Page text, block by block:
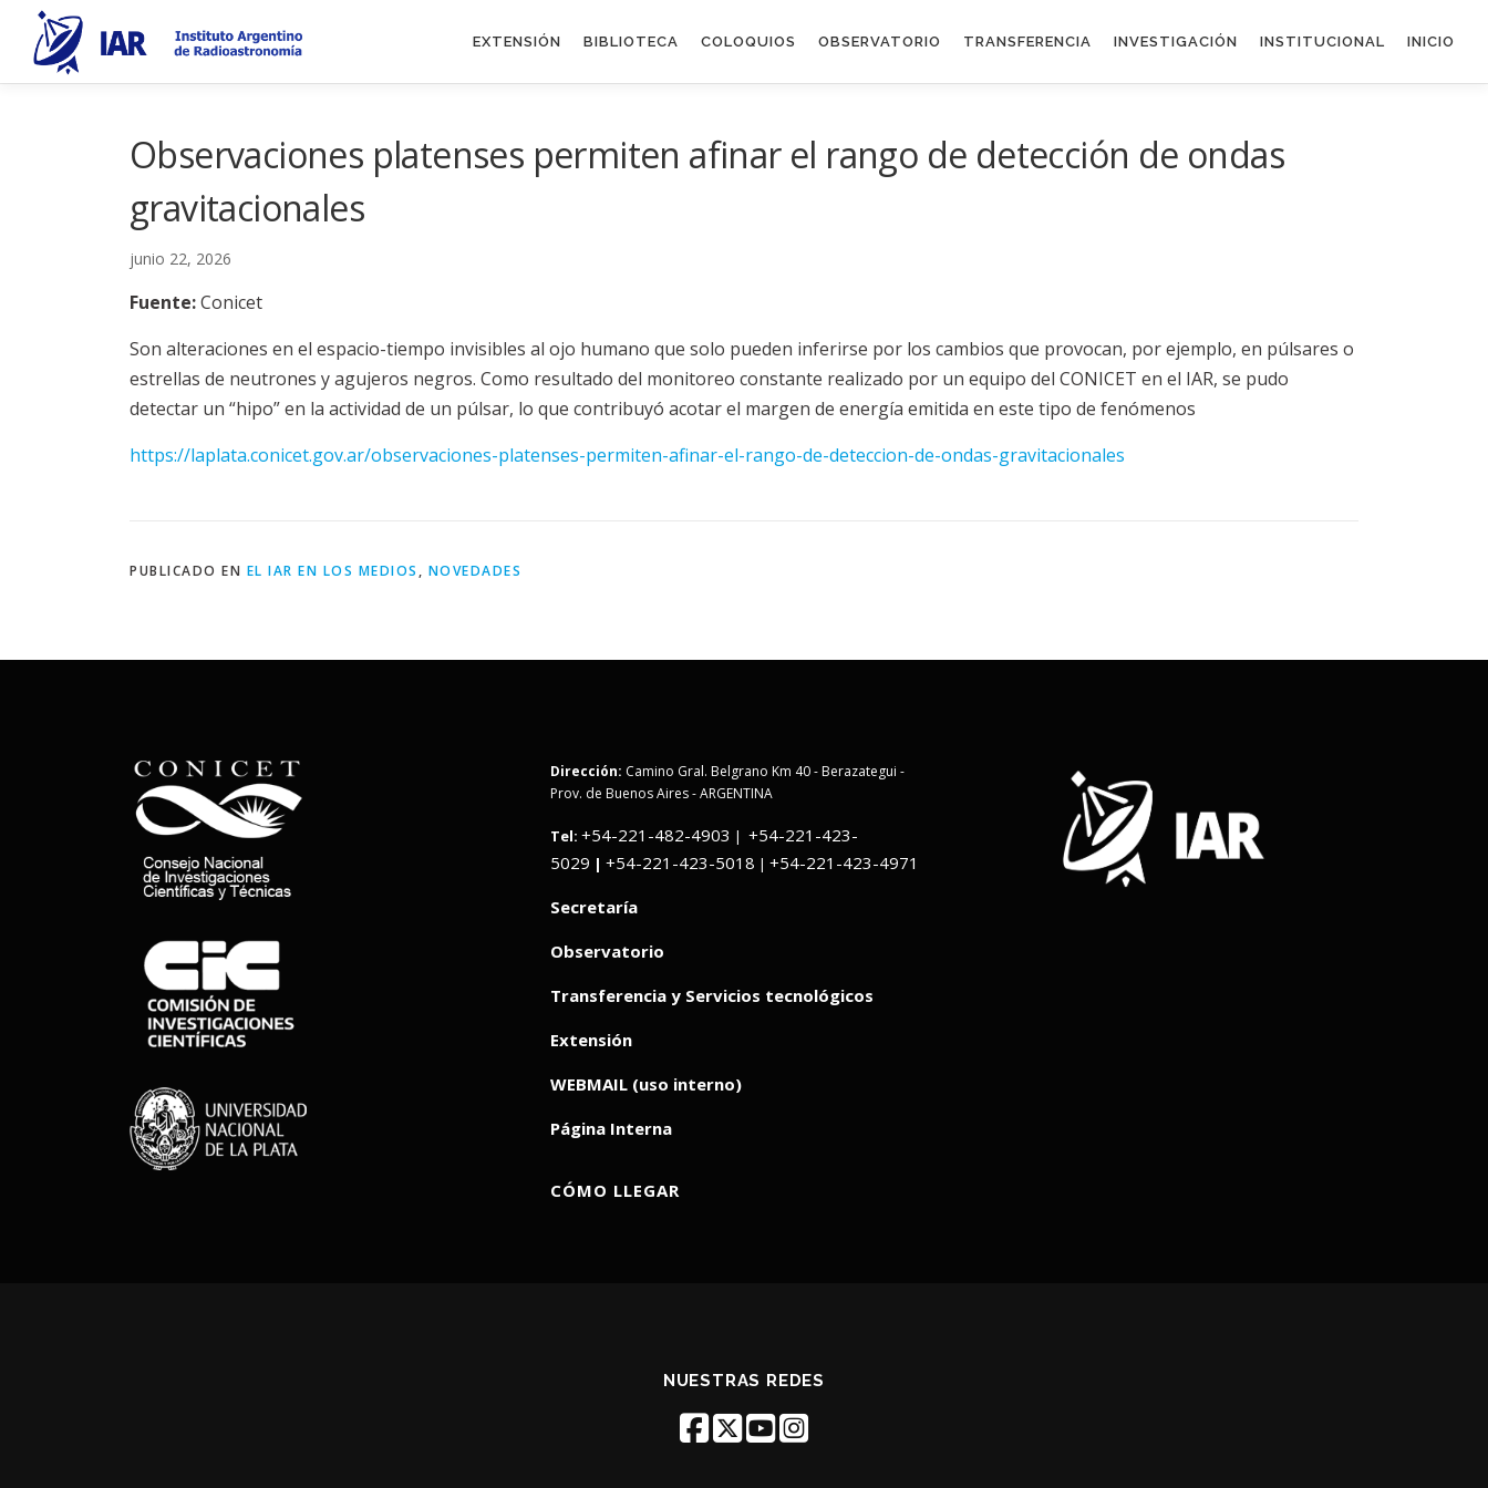
Saltar
contenido
EXTENSIÓN BIBLIOTECA COLOQUIOS OBSERVATORIO TRANSFERENCIA INVESTIGACIÓN INSTITUCIONAL INICIO
Observaciones platenses permiten afinar el rango de detección de ondas
gravitacionales
junio 22, 2026
Fuente:Conicet
Son alteraciones en el espacio-tiempo invisibles al ojo humano que solo pueden inferirse por los cambios que provocan, por ejemplo, en púlsares o
estrellas de neutrones y agujeros negros. Como resultado del monitoreo constante realizado por un equipo del CONICET en el IAR, se pudo
detectar un “hipo” en la actividad de un púlsar, lo que contribuyó acotar el margen de energía emitida en este tipo de fenómenos
https://laplata.conicet.gov.ar/observaciones-platenses-permiten-afinar-el-rango-de-deteccion-de-ondas-gravitacionales
PUBLICADO EN EL IAR EN LOS MEDIOS , NOVEDADES
Dirección: Camino Gral. Belgrano Km 40 - Berazategui -
Prov. de Buenos Aires - ARGENTINA
Tel: +54-221-482-4903 | +54-221-423-
5029 | +54-221-423-5018 | +54-221-423-4971
Secretaría
Observatorio
Transferencia y Servicios tecnológicos
Extensión
WEBMAIL (uso interno)
Página Interna
CÓMO LLEGAR
NUESTRAS REDES